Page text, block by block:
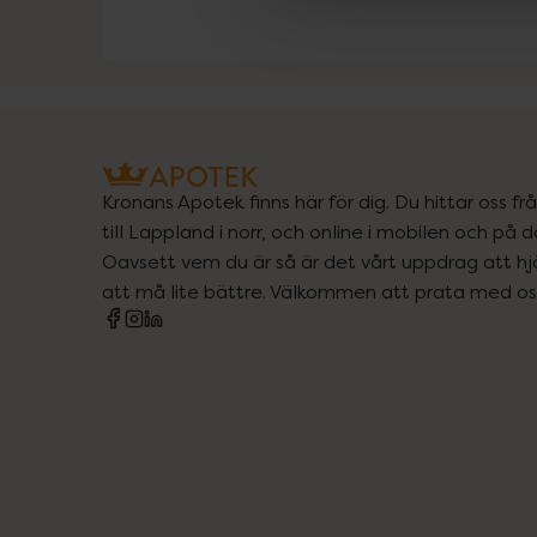
Kronans Apotek finns här för dig. Du hittar oss
till Lappland i norr, och online i mobilen och på
Oavsett vem du är så är det vårt uppdrag att
att må lite bättre. Välkommen att prata med